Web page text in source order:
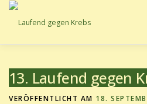
Zum
springen
AKTUELLES
13. Laufend gegen
VERÖFFENTLICHT AM 18.